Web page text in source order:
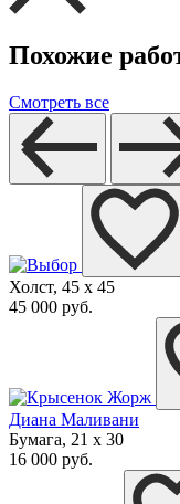
Похожие
Смотреть все
Холст, 45 x 45
45 000 руб.
Диана Маливани
Бумага, 21 x 30
16 000 руб.